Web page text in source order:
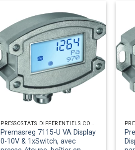
PRESSOSTATS DIFFÉRENTIELS CÔTÉ AIR
Premasreg 7115-U VA Display
0-10V & 1xSwitch, avec